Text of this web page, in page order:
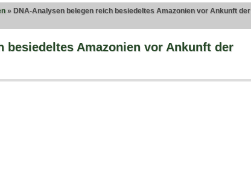
» DNA-Analysen belegen reich besiedeltes Amazonien vor Ankunft der
besiedeltes Amazonien vor Ankunft der